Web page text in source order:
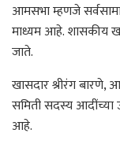
आमसभा म्हणजे
माध्यम आहे. शासकीय
जाते.
खासदार श्रीरंग
समिती सदस्य आदींच्या
आहे.